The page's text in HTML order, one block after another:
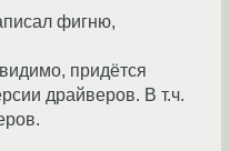
фигню,
придётся
драйверов. В т.ч.